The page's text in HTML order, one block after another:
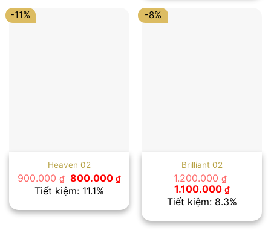
-11%
Heaven 02
900.000₫ Giá
gốc
là:
800.000₫Giá
là:
800.000 ₫.
Tiết kiệm: 11.1%
-8%
Brilliant 02
1.200.000₫
Giá
gốc
là:
1.100.000 ₫Giá
hiện
tại
Tiết kiệm: 8.3%